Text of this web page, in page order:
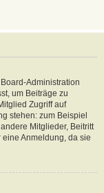
Administration
um Beiträge zu
Zugriff auf
stehen: zum Beispiel
Mitglieder, Beitritt
Anmeldung, da sie